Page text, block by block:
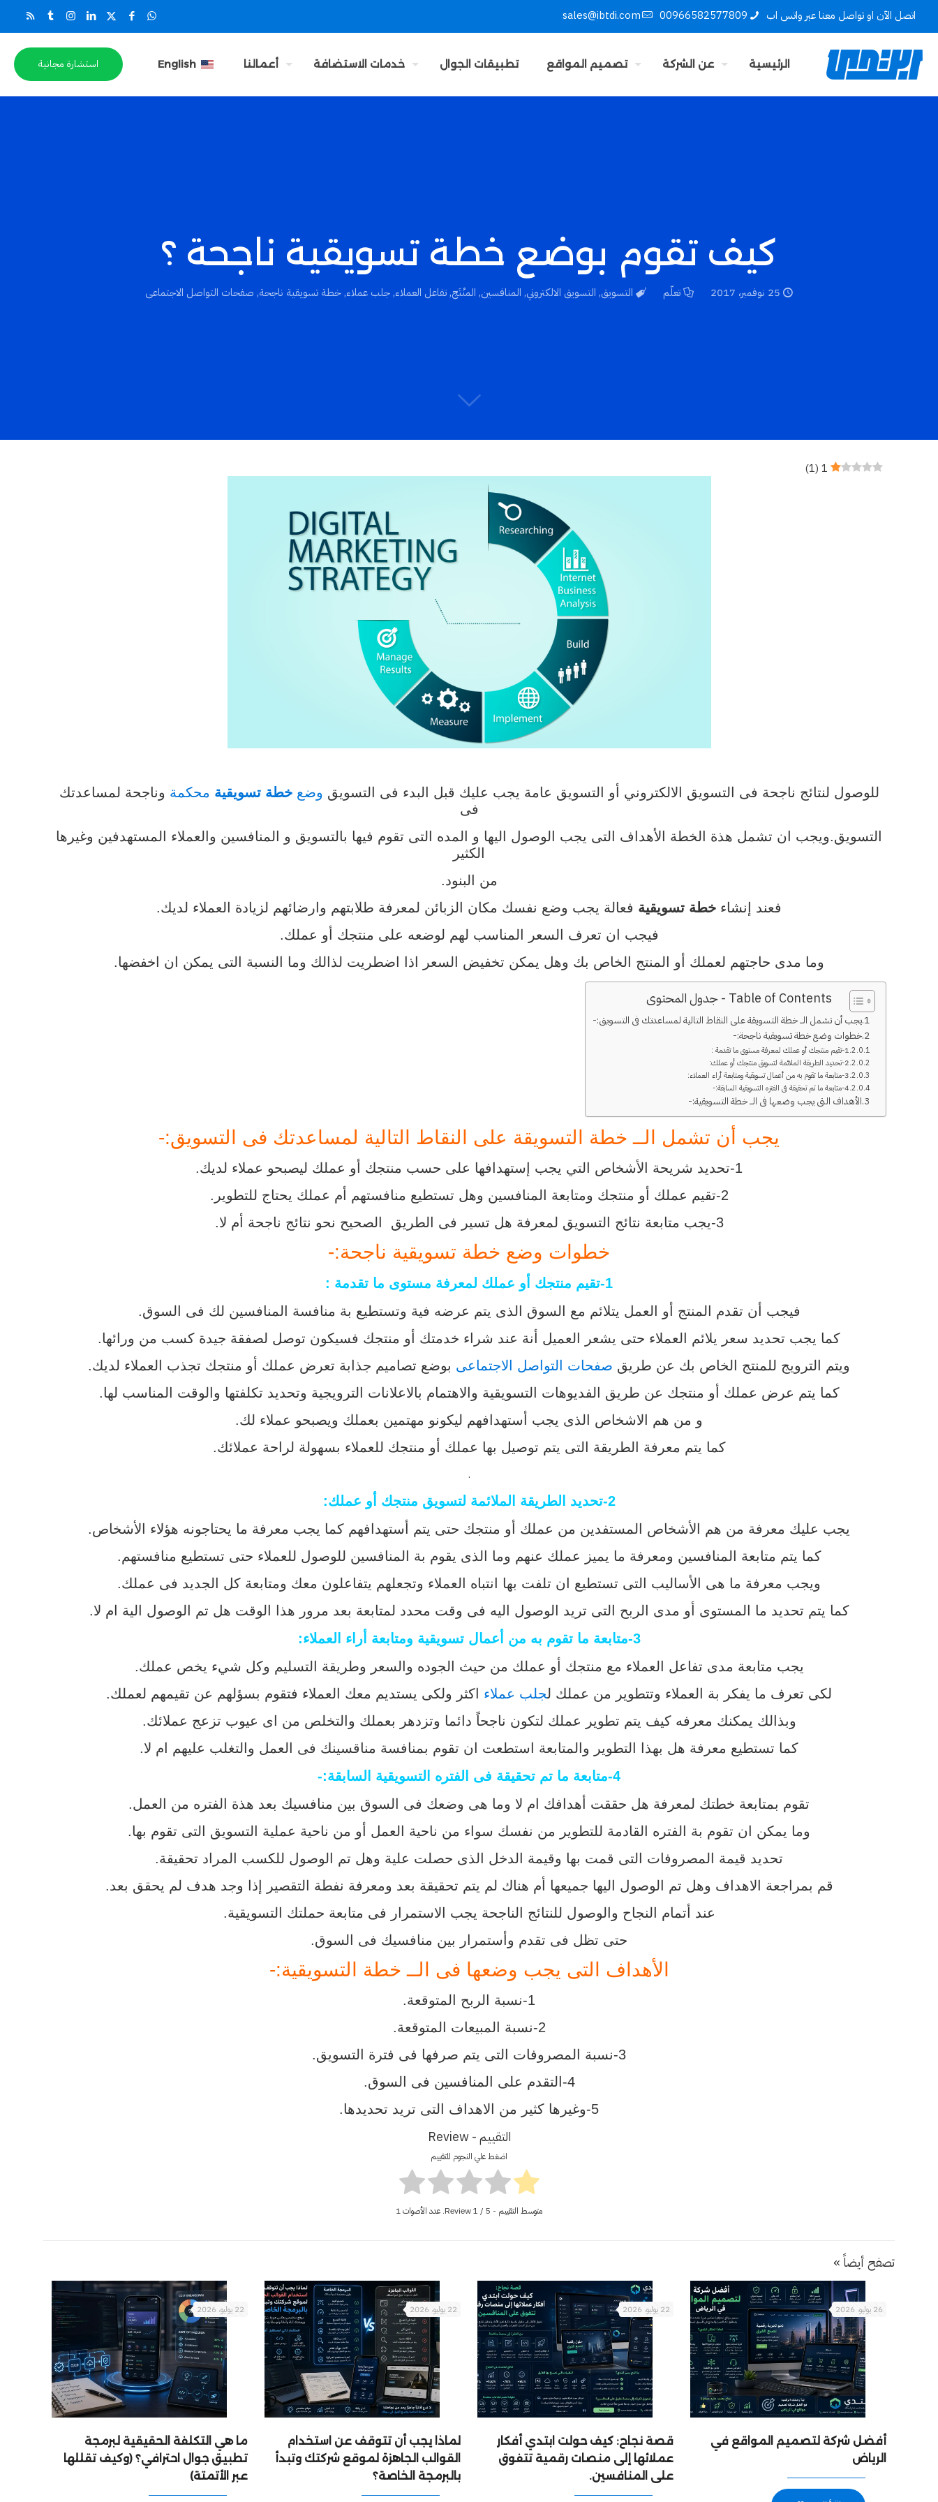
اتصل الآن او تواصل معنا عبر واتس اب 00966582577809
sales@ibtdi.com
الرئيسية عن الشركة تصميم المواقع تطبيقات الجوال خدمات الاستضافة أعمالنا English استشارة مجانية
كيف تقوم بوضع خطة تسويقية ناجحة ؟
25 نوفمبر، 2017 تعلّم التسويق, التسويق الالكتروني, المنافسين, المنْتَج,تفاعل العملاء,جلب عملاء,خطة تسويقية ناجحة, صفحات التواصل الاجتماعى
1
(
1
)
للوصول لنتائج ناجحة فى التسويق الالكتروني أو التسويق عامة يجب عليك قبل البدء فى التسويق وضعخطة تسويقية محكمة وناجحة لمساعدتك
فى
التسويق.ويجب ان تشمل هذة الخطة الأهداف التى يجب الوصول اليها و المده التى تقوم فيها بالتسويق و المنافسين والعملاء المستهدفين وغيرها
الكثير
من البنود.
فعند إنشاء خطة تسويقية فعالة يجب وضع نفسك مكان الزبائن لمعرفة طلابتهم وارضائهم لزيادة العملاء لديك.
فيجب ان تعرف السعر المناسب لهم لوضعه على منتجك أو عملك.
وما مدى حاجتهم لعملك أو المنتج الخاص بك وهل يمكن تخفيض السعر اذا اضطريت لذالك وما النسبة التى يمكن ان اخفضها.
Table of Contents - جدول المحتوى
يجب أن تشمل الــ خطة التسويقة على النقاط التالية لمساعدتك فى التسويق:-
خطوات وضع خطة تسويقية ناجحة:-
1-تقيم منتجك أو عملك لمعرفة مستوى ما تقدمة :
2-تحديد الطريقة الملائمة لتسويق منتجك أو عملك:
3-متابعة ما تقوم به من أعمال تسويقية ومتابعة أراء العملاء:
4-متابعة ما تم تحقيقة فى الفتره التسويقية السابقة:-
الأهداف التى يجب وضعها فى الــ خطة التسويقية:-
يجب أن تشمل الــ خطة التسويقة على النقاط التالية لمساعدتك فى التسويق:-
1-تحديد شريحة الأشخاص التي يجب إستهدافها على حسب منتجك أو عملك ليصبحو عملاء لديك.
2-تقيم عملك أو منتجك ومتابعة المنافسين وهل تستطيع منافستهم أم عملك يحتاج للتطوير.
3-يجب متابعة نتائج التسويق لمعرفة هل تسير فى الطريق الصحيح نحو نتائج ناجحة أم لا.
خطوات وضع خطة تسويقية ناجحة:-
1-تقيم منتجك أو عملك لمعرفة مستوى ما تقدمة :
فيجب أن تقدم المنتج أو العمل يتلائم مع السوق الذى يتم عرضه فية وتستطيع بة منافسة المنافسين لك فى السوق.
كما يجب تحديد سعر يلائم العملاء حتى يشعر العميل أنة عند شراء خدمتك أو منتجك فسيكون توصل لصفقة جيدة كسب من ورائها.
ويتم الترويج للمنتج الخاص بك عن طريق صفحات التواصل الاجتماعى بوضع تصاميم جذابة تعرض عملك أو منتجك تجذب العملاء لديك.
كما يتم عرض عملك أو منتجك عن طريق الفديوهات التسويقية والاهتمام بالاعلانات الترويجية وتحديد تكلفتها والوقت المناسب لها.
و من هم الاشخاص الذى يجب أستهدافهم ليكونو مهتمين بعملك ويصبحو عملاء لك.
كما يتم معرفة الطريقة التى يتم توصيل بها عملك أو منتجك للعملاء بسهولة لراحة عملائك.
.
2-تحديد الطريقة الملائمة لتسويق منتجك أو عملك:
يجب عليك معرفة من هم الأشخاص المستفدين من عملك أو منتجك حتى يتم أستهدافهم كما يجب معرفة ما يحتاجونه هؤلاء الأشخاص.
كما يتم متابعة المنافسين ومعرفة ما يميز عملك عنهم وما الذى يقوم بة المنافسين للوصول للعملاء حتى تستطيع منافستهم.
ويجب معرفة ما هى الأساليب التى تستطيع ان تلفت بها انتباه العملاء وتجعلهم يتفاعلون معك ومتابعة كل الجديد فى عملك.
كما يتم تحديد ما المستوى أو مدى الربح التى تريد الوصول اليه فى وقت محدد لمتابعة بعد مرور هذا الوقت هل تم الوصول الية ام لا.
3-متابعة ما تقوم به من أعمال تسويقية ومتابعة أراء العملاء:
يجب متابعة مدى تفاعل العملاء مع منتجك أو عملك من حيث الجوده والسعر وطريقة التسليم وكل شيء يخص عملك.
لكى تعرف ما يفكر بة العملاء وتتطوير من عملك لجلب عملاء اكثر ولكى يستديم معك العملاء فتقوم بسؤلهم عن تقيمهم لعملك.
وبذالك يمكنك معرفه كيف يتم تطوير عملك لتكون ناجحاً دائما وتزدهر بعملك والتخلص من اى عيوب تزعج عملائك.
كما تستطيع معرفة هل بهذا التطوير والمتابعة استطعت ان تقوم بمنافسة مناقسينك فى العمل والتغلب عليهم ام لا.
4-متابعة ما تم تحقيقة فى الفتره التسويقية السابقة:-
تقوم بمتابعة خطتك لمعرفة هل حققت أهدافك ام لا وما هى وضعك فى السوق بين منافسيك بعد هذة الفتره من العمل.
وما يمكن ان تقوم بة الفتره القادمة للتطوير من نفسك سواء من ناحية العمل أو من ناحية عملية التسويق التى تقوم بها.
تحديد قيمة المصروفات التى قمت بها وقيمة الدخل الذى حصلت علية وهل تم الوصول للكسب المراد تحقيقة.
قم بمراجعة الاهداف وهل تم الوصول اليها جميعها أم هناك لم يتم تحقيقة بعد ومعرفة نفطة التقصير إذا وجد هدف لم يحقق بعد.
عند أتمام النجاح والوصول للنتائج الناجحة يجب الاستمرار فى متابعة حملتك التسويقية.
حتى تظل فى تقدم وأستمرار بين منافسيك فى السوق.
الأهداف التى يجب وضعها فى الــ خطة التسويقية:-
1-نسبة الربح المتوقعة.
2-نسبة المبيعات المتوقعة.
3-نسبة المصروفات التى يتم صرفها فى فترة التسويق.
4-التقدم على المنافسين فى السوق.
5-وغيرها كثير من الاهداف التى تريد تحديدها.
التقييم - Review
اضغط علي النجوم للتقييم
متوسط التقييم - Review 1 / 5. عدد الأصوات 1
تصفح أيضاً »
26 يوليو، 2026
أفضل شركة لتصميم المواقع في
الرياض
22 يوليو، 2026
قصة نجاح: كيف حولت ابتدي أفكار
عملائها إلى منصات رقمية تتفوق
على المنافسين.
22 يوليو، 2026
لماذا يجب أن تتوقف عن استخدام
القوالب الجاهزة لموقع شركتك وتبدأ
بالبرمجة الخاصة؟
22 يوليو، 2026
ما هي التكلفة الحقيقية لبرمجة
تطبيق جوال احترافي؟ (وكيف تقللها
عبر الأتمتة)